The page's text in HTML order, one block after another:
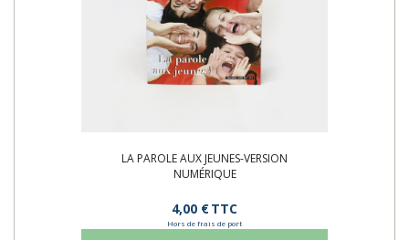
LA PAROLE AUX JEUNES-VERSION
NUMÉRIQUE
4,00 €TTC
Hors de frais de port